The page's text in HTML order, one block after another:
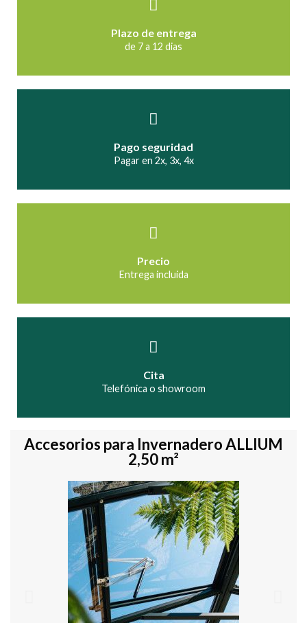
Plazo de entrega
de 7 a 12 dias
Pago seguridad
Pagar en 2x, 3x, 4x
Precio
Entrega incluida
Cita
Telefónica o showroom
Accesorios para Invernadero ALLIUM
2,50 m²